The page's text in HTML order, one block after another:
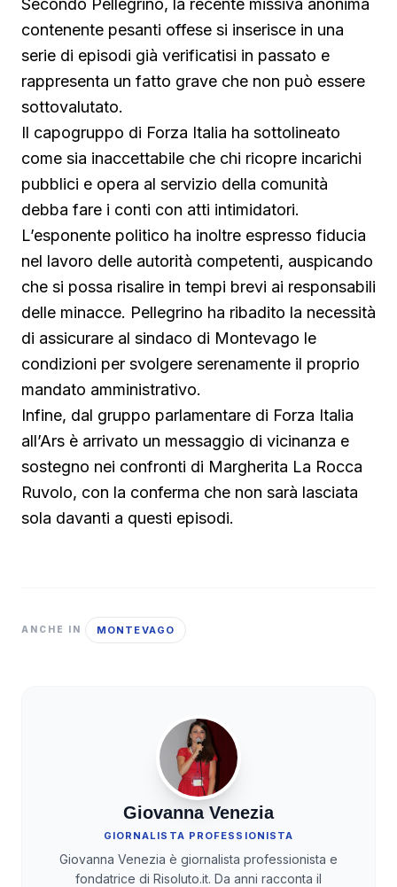
Secondo Pellegrino, la recente missiva anonima
contenente pesanti offese si inserisce in una
serie di episodi già verificatisi in passato e
rappresenta un fatto grave che non può essere
sottovalutato.
Il capogruppo di Forza Italia ha sottolineato
come sia inaccettabile che chi ricopre incarichi
pubblici e opera al servizio della comunità
debba fare i conti con atti intimidatori.
L’esponente politico ha inoltre espresso fiducia
nel lavoro delle autorità competenti, auspicando
che si possa risalire in tempi brevi ai responsabili
delle minacce. Pellegrino ha ribadito la necessità
di assicurare al sindaco di Montevago le
condizioni per svolgere serenamente il proprio
mandato amministrativo.
Infine, dal gruppo parlamentare di Forza Italia
all’Ars è arrivato un messaggio di vicinanza e
sostegno nei confronti di Margherita La Rocca
Ruvolo, con la conferma che non sarà lasciata
sola davanti a questi episodi.
ANCHE IN MONTEVAGO
Giovanna Venezia
GIORNALISTA PROFESSIONISTA
Giovanna Venezia è giornalista professionista e
fondatrice di Risoluto.it. Da anni racconta il